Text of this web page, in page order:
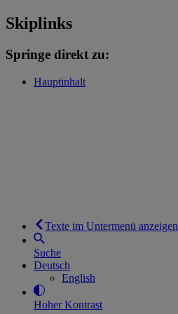
Skiplinks
Springe direkt zu:
Hauptinhalt
Texte im Untermenü anzeigen
Suche
Deutsch
English
Hoher Kontrast